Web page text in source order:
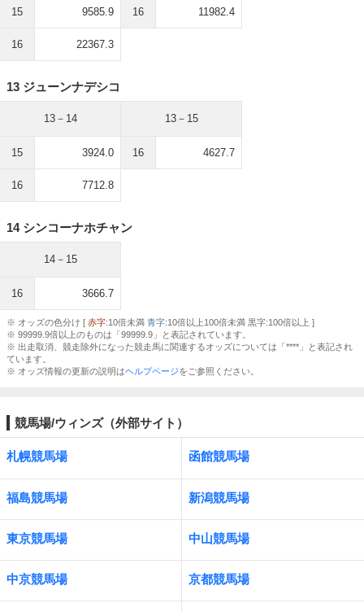
15 9585.9
16 22367.3
16 11982.4
13 ジューンナデシコ
13－14
15 3924.0
16 7712.8
13－15
16 4627.7
14 シンコーナホチャン
14－15
16 3666.7
※ オッズの色分け [ 赤字:10倍未満 青字:10倍以上100倍未満 黒字:100倍以上 ]
※ 99999.9倍以上のものは「99999.9」と表記されています。
※ 出走取消、競走除外になった競走馬に関連するオッズについては「****」と表記され
ています。
※ オッズ情報の更新の説明はヘルプページをご参照ください。
競馬場/ウィンズ（外部サイト）
札幌競馬場 函館競馬場
福島競馬場 新潟競馬場
東京競馬場 中山競馬場
中京競馬場 京都競馬場